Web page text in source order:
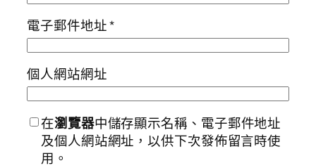
電子郵件地址*
個人網站網址
在瀏覽器中儲存顯示名稱、電子郵件地址
及個人網站網址，以供下次發佈留言時使
用。